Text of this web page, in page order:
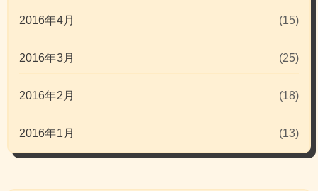
2016年4月 (15)
2016年3月 (25)
2016年2月 (18)
2016年1月 (13)